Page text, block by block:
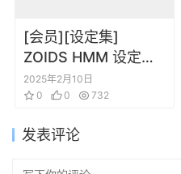
[会员][设定集]
ZOIDS HMM 设定资
料画集 ART OF HMM
PLUS
2025年2月10日
0
0 732
发表评论